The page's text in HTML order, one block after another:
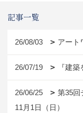
記事一覧
26/08/03 アート
26/07/19 『建築
26/06/25
第35回
11月1日（日）